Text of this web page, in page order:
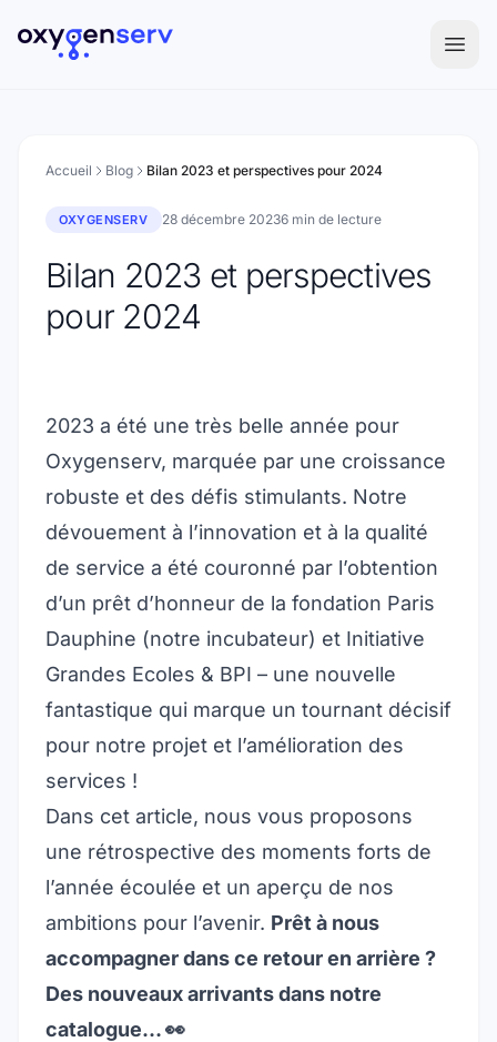
Accueil Blog Bilan 2023 et perspectives pour 2024
OXYGENSERV 28 décembre 20236 min de lecture
Bilan 2023 et perspectives
pour 2024
2023 a été une très belle année pour
Oxygenserv, marquée par une croissance
robuste et des défis stimulants. Notre
dévouement à l’innovation et à la qualité
de service a été couronné par l’obtention
d’un prêt d’honneur de la fondation Paris
Dauphine (notre incubateur) et Initiative
Grandes Ecoles & BPI – une nouvelle
fantastique qui marque un tournant décisif
pour notre projet et l’amélioration des
services !
Dans cet article, nous vous proposons
une rétrospective des moments forts de
l’année écoulée et un aperçu de nos
ambitions pour l’avenir. Prêt à nous
accompagner dans ce retour en arrière ?
Des nouveaux arrivants dans notre
catalogue… 👀